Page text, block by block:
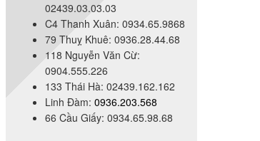
02439.03.03.03
C4 Thanh Xuân: 0934.65.9868
79 Thuỵ Khuê: 0936.28.44.68
118 Nguyễn Văn Cừ:
0904.555.226
133 Thái Hà: 02439.162.162
Linh Đàm: 0936.203.568
66 Cầu Giấy: 0934.65.98.68